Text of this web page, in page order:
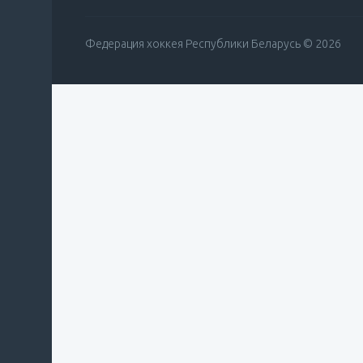
Федерация хоккея Республики Беларусь © 2026